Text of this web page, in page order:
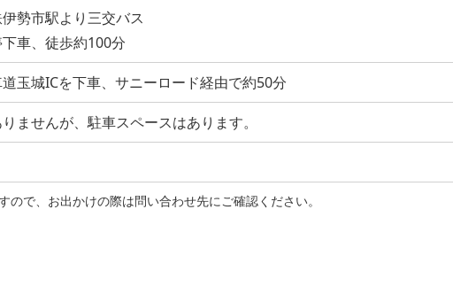
伊勢市駅より三交バス
車、徒歩約100分
玉城ICを下車、サニーロード経由で約50分
ませんが、駐車スペースはあります。
で、お出かけの際は問い合わせ先にご確認ください。